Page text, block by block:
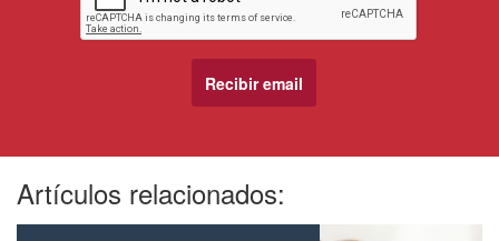
Artículos relacionados: